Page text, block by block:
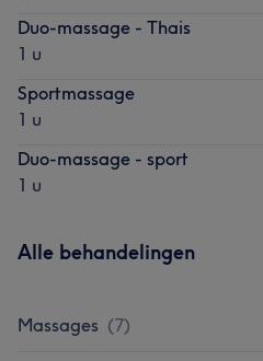
Duo-massage - Thais
1 u
Sportmassage
1 u
Duo-massage - sport
1 u
Alle behandelingen
Massages (7)